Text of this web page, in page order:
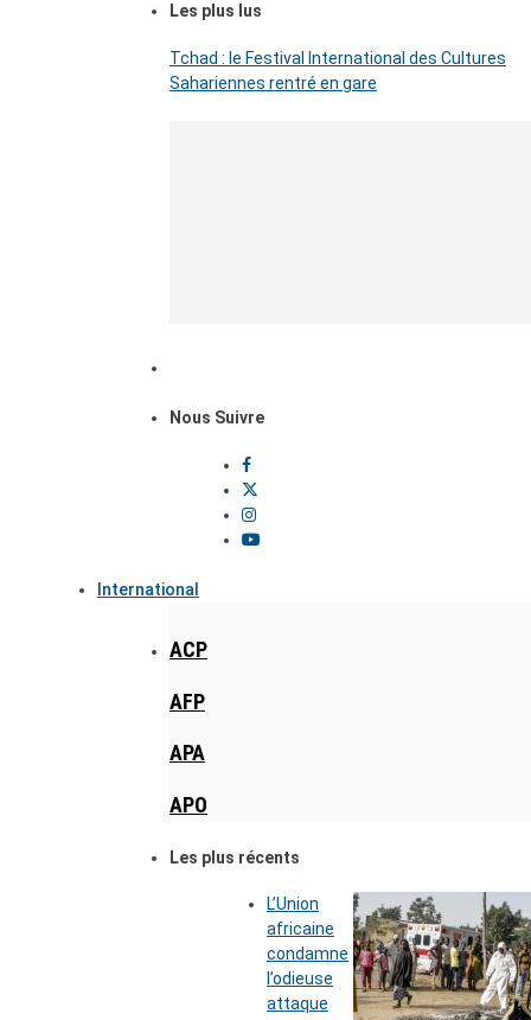
Les plus lus
Tchad : le Festival International des Cultures
Sahariennes rentré en gare
Nous Suivre
International
ACP
AFP
APA
APO
Les plus récents
L’Union
africaine
condamne
l’odieuse
attaque